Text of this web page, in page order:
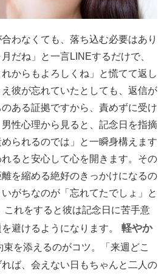
わなくても、落ち込む必要はあり
だね」と一言LINEするだけで、
からもよろしくね」と慌てて返し
彼が忘れていたとしても、返信が
ある証拠ですから、責めずに受け
性心理から見ると、記念日を指摘
られるのでは」と一瞬身構えます
ると安心して心を開きます。その
を縮める絶好のきっかけになるの
がちなのが「忘れてたでしょ」と
これをすると彼は記念日に苦手意
避けるようになります。
軽やか
束を添えるのがコツ。「来週どこ
ば、会えない日もちゃんと二人の